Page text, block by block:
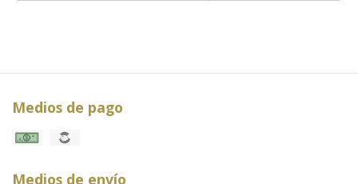
Medios de pago
Medios de envío